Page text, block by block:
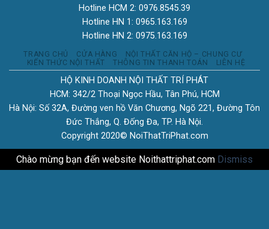
Hotline HCM 2: 0976.8545.39
Hotline HN 1: 0965.163.169
Hotline HN 2: 0975.163.169
TRANG CHỦ CỬA HÀNG
NỘI THẤT CĂN HỘ – CHUNG CƯ
KIẾN THỨC NỘI THẤT
THÔNG TIN THANH TOÁN LIÊN HỆ
HỘ KINH DOANH NỘI THẤT TRÍ PHÁT
HCM: 342/2 Thoại Ngọc Hầu, Tân Phú, HCM
Hà Nội: Số 32A, Đường ven hồ Văn Chương, Ngõ 221, Đường Tôn
Đức Thắng, Q. Đống Đa, TP. Hà Nội.
Copyright 2020© NoiThatTriPhat.com
Chào mừng bạn đến website Noithattriphat.com Dismiss